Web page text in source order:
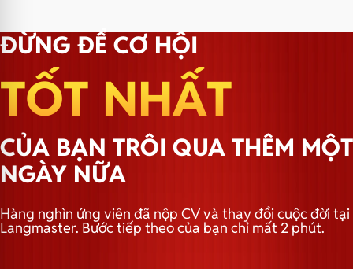
ĐỪNG ĐỂ CƠ HỘI
TỐT NHẤT
CỦA BẠN TRÔI QUA THÊM MỘT
NGÀY NỮA
Hàng nghìn ứng viên đã nộp CV và thay đổi cuộc đời tại
Langmaster. Bước tiếp theo của bạn chỉ mất 2 phút.